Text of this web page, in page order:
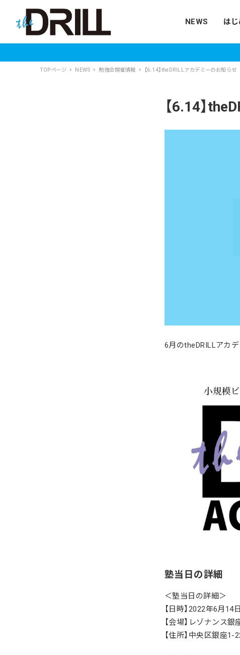
NEWS は
TOPページ NEWS 勉強会開催情報 【6.14】theDRILLアカデミーのお知らせ
【6.14】
6月のtheDRILLアカ
塾当日の詳細
＜塾当日の詳細＞
【日時】2022年6月14
【会場】レゾナンス銀
【住所】中央区銀座